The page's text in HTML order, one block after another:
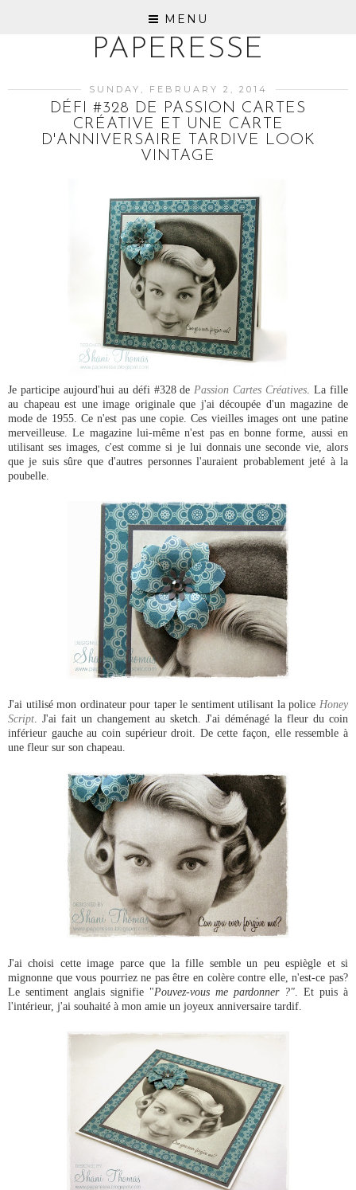
MENU
PAPERESSE
SUNDAY, FEBRUARY 2, 2014
DÉFI #328 DE PASSION CARTES
CRÉATIVE ET UNE CARTE
D'ANNIVERSAIRE TARDIVE LOOK
VINTAGE
Je participe aujourd'hui au défi #328 dePassion Cartes Créatives. La fille
au chapeau est une image originale que j'ai découpée d'un magazine de
mode de 1955. Ce n'est pas une copie. Ces vieilles images ont une patine
merveilleuse. Le magazine lui-même n'est pas en bonne forme, aussi en
utilisant ses images, c'est comme si je lui donnais une seconde vie, alors
que je suis sûre que d'autres personnes l'auraient probablement jeté à la
poubelle.
J'ai utilisé mon ordinateur pour taper le sentiment utilisant la police Honey
Script . J'ai fait un changement au sketch. J'ai déménagé la fleur du coin
inférieur gauche au coin supérieur droit. De cette façon, elle ressemble à
une fleur sur son chapeau.
J'ai choisi cette image parce que la fille semble un peu espiègle et si
mignonne que vous pourriez ne pas être en colère contre elle, n'est-ce pas?
Le sentiment anglais signifie "Pouvez-vous me pardonner ?" . Et puis à
l'intérieur, j'ai souhaité à mon amie un joyeux anniversaire tardif.